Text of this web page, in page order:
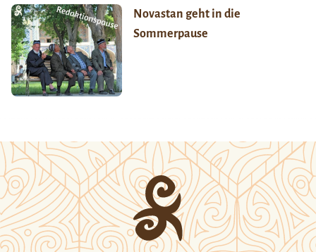
Novastan geht in die
Sommerpause